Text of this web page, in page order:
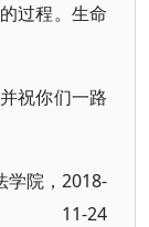
过程。生命
祝你们一路
院，2018-
11-24